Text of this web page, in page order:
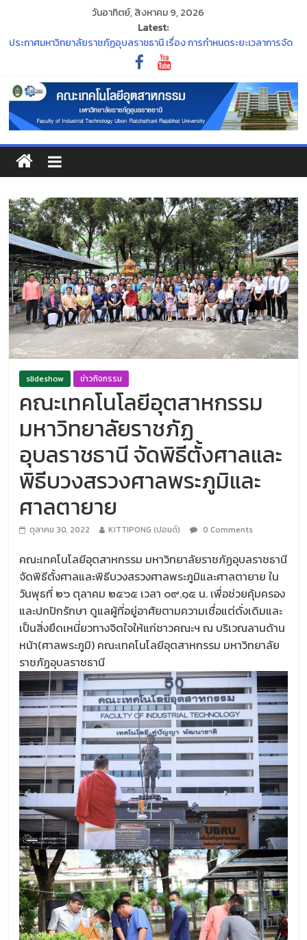
วันอาทิตย์, สิงหาคม 9, 2026
Latest:
ขอแสดงความยินดีแก่คณาจารย์ที่สภามหาวิทยาลัยมีมติแต่งตั้งให้ดำรง
ตำแหน่งทางวิชาการ
ประกาศมหาวิทยาลัยราชภัฏอุบลราชธานี เรื่อง การกำหนดระยะเวลาการจัด
ประกาศ กองทุน กยศ. จะปิดระบบการยื่นขอกู้ยืมเงิน DSL รายเก่า ชั้นปีที่ 2-4
ภายในวันที่ 30 มิถุนายน 2569 นี้
“พิธีไหว้ครู ประจำปีการศึกษา ๒๕๖๙”
อุบลราชธานี ในงาน ประเพณีแห่เทียนพรรษา
slideshow ข่าวกิจกรรม
คณะเทคโนโลยีอุตสาหกรรม
มหาวิทยาลัยราชภัฏ
อุบลราชธานี จัดพิธีตั้งศาลและ
พิธีบวงสรวงศาลพระภูมิและ
ศาลตายาย
ตุลาคม 30, 2022 KITTIPONG (ปอนด์) 0 Comments
คณะเทคโนโลยีอุตสาหกรรม มหาวิทยาลัยราชภัฏอุบลราชธานี
จัดพิธีตั้งศาลและพิธีบวงสรวงศาลพระภูมิและศาลตายาย ใน
วันพุธที่ ๒๖ ตุลาคม ๒๕๖๕ เวลา ๐๙.๑๕ น. เพื่อช่วยคุ้มครอง
และปกปักรักษา ดูแลผู้ที่อยู่อาศัยตามความเชื่อแต่ดั่งเดิมและ
เป็นสิ่งยึดเหนี่ยวทางจิตใจให้แก่ชาวคณะฯ ณ บริเวณลานด้าน
หน้า(ศาลพระภูมิ) คณะเทคโนโลยีอุตสาหกรรม มหาวิทยาลัย
ราชภัฏอุบลราชธานี